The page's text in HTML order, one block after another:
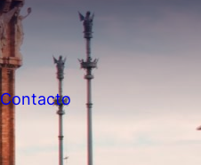
Contacto